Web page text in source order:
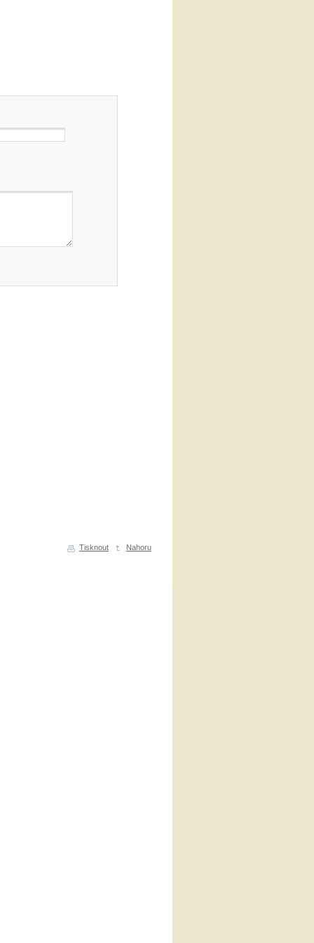
Tisknout Nahoru